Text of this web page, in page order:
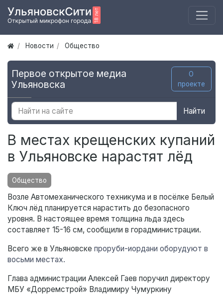
Новости Общество
Первое открытое медиа
Ульяновска
О
проекте
Найти
В местах крещенских купаний
в Ульяновске нарастят лёд
Общество
Возле Автомеханического техникума и в посёлке Белый
Ключ лёд планируется нарастить до безопасного
уровня. В настоящее время толщина льда здесь
составляет 15-16 см, сообщили в горадминистрации.
Всего же в Ульяновске проруби-иордани оборудуют в
восьми местах.
Глава администрации Алексей Гаев поручил директору
МБУ «Дорремстрой» Владимиру Чумуркину